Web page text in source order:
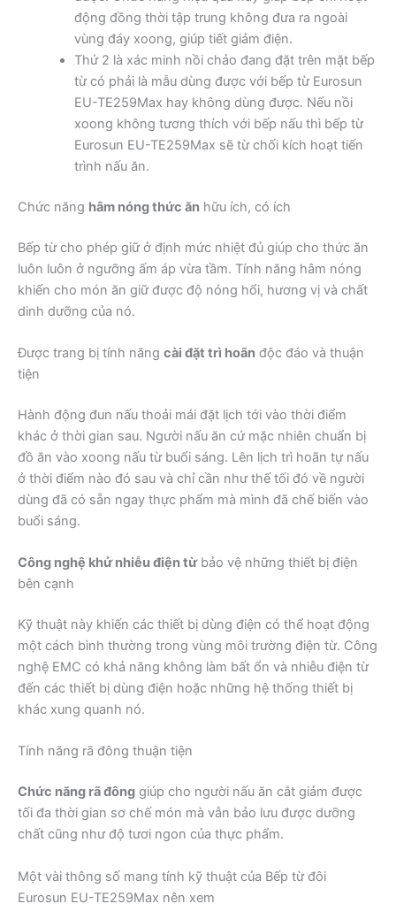
động đồng thời tập trung không đưa ra ngoài
vùng đáy xoong, giúp tiết giảm điện.
Thứ 2 là xác minh nồi chảo đang đặt trên mặt bếp
từ có phải là mẫu dùng được với bếp từ Eurosun
EU-TE259Max hay không dùng được. Nếu nồi
xoong không tương thích với bếp nấu thì bếp từ
Eurosun EU-TE259Max sẽ từ chối kích hoạt tiến
trình nấu ăn.
Chức năng hâm nóng thức ăn hữu ích, có ích
Bếp từ cho phép giữ ở định mức nhiệt đủ giúp cho thức ăn
luôn luôn ở ngưỡng ấm áp vừa tầm. Tính năng hâm nóng
khiến cho món ăn giữ được độ nóng hổi, hương vị và chất
dinh dưỡng của nó.
Được trang bị tính năng cài đặt trì hoãn độc đáo và thuận
tiện
Hành động đun nấu thoải mái đặt lịch tới vào thời điểm
khác ở thời gian sau. Người nấu ăn cứ mặc nhiên chuẩn bị
đồ ăn vào xoong nấu từ buổi sáng. Lên lịch trì hoãn tự nấu
ở thời điểm nào đó sau và chỉ cần như thế tối đó về người
dùng đã có sẵn ngay thực phẩm mà mình đã chế biến vào
buổi sáng.
Công nghệ khử nhiễu điện từbảo vệ những thiết bị điện
bên cạnh
Kỹ thuật này khiến các thiết bị dùng điện có thể hoạt động
một cách bình thường trong vùng môi trường điện từ. Công
nghệ EMC có khả năng không làm bất ổn và nhiễu điện từ
đến các thiết bị dùng điện hoặc những hệ thống thiết bị
khác xung quanh nó.
Tính năng rã đông thuận tiện
Chức năng rã đông giúp cho người nấu ăn cắt giảm được
tối đa thời gian sơ chế món mà vẫn bảo lưu được dưỡng
chất cũng như độ tươi ngon của thực phẩm.
Một vài thông số mang tính kỹ thuật của Bếp từ đôi
Eurosun EU-TE259Max nên xem